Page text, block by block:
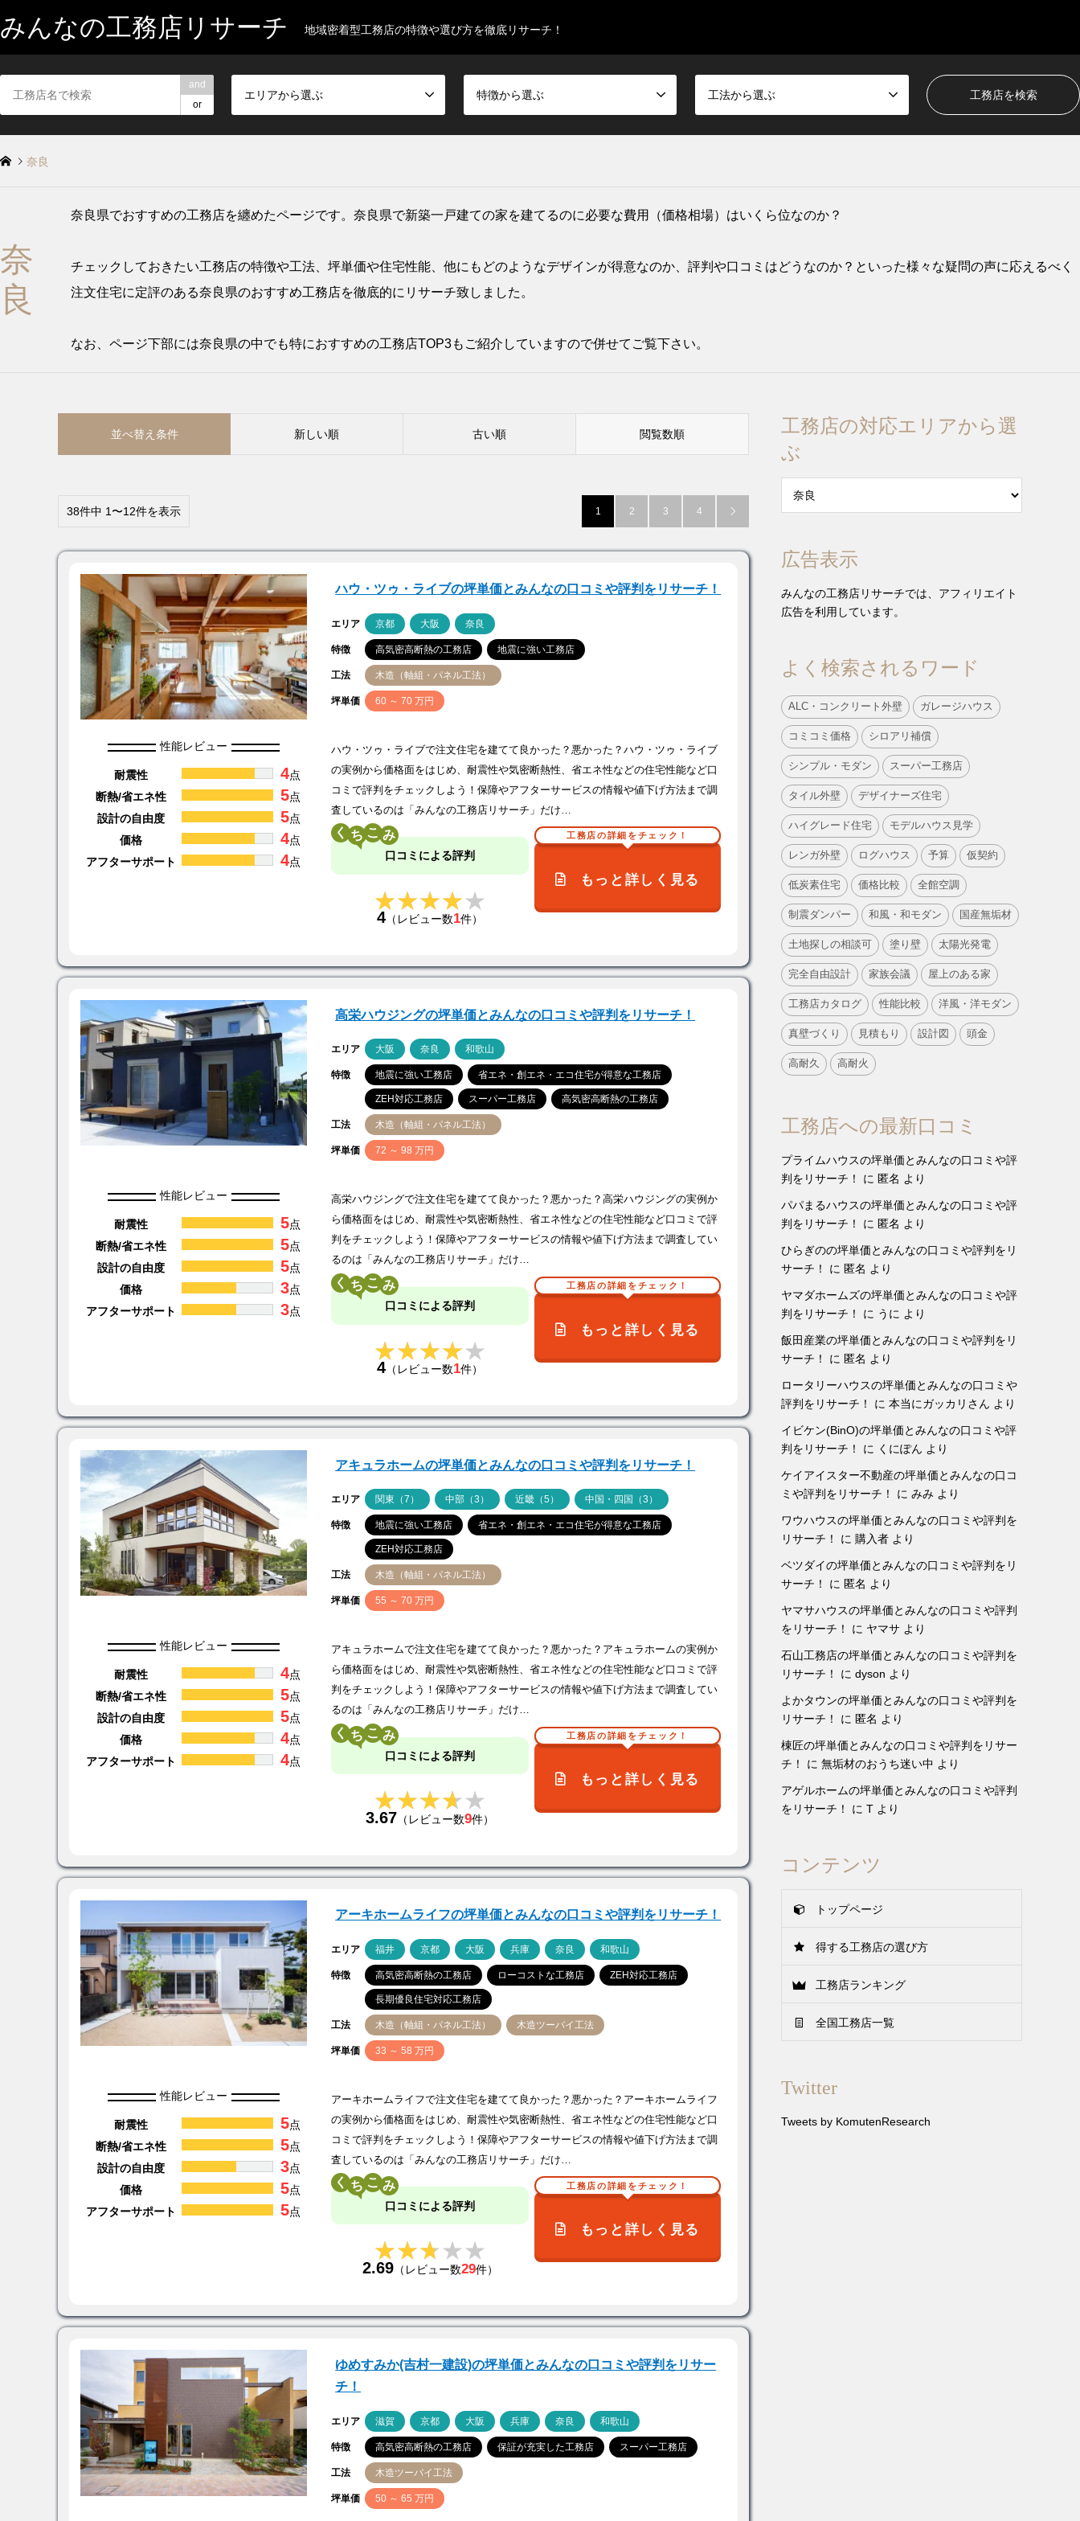
みんなの工務店リサーチ 地域密着型工務店の特徴や選び方を徹底リサーチ！
and
or
エリアから選ぶ 特徴から選ぶ 工法から選ぶ
奈良
奈
良
奈良県でおすすめの工務店を纏めたページです。奈良県で新築一戸建ての家を建てるのに必要な費用（価格相場）はいくら位なのか？
チェックしておきたい工務店の特徴や工法、坪単価や住宅性能、他にもどのようなデザインが得意なのか、評判や口コミはどうなのか？といった様々な疑問の声に応えるべく
注文住宅に定評のある奈良県のおすすめ工務店を徹底的にリサーチ致しました。
なお、ページ下部には奈良県の中でも特におすすめの工務店TOP3もご紹介していますので併せてご覧下さい。
並べ替え条件 新しい順 古い順 閲覧数順
38件中 1〜12件を表示 1 2 3 4 
ハウ・ツゥ・ライブの坪単価とみんなの口コミや評判をリサーチ！
エリア 京都 大阪 奈良
特徴 高気密高断熱の工務店 地震に強い工務店
工法 木造（軸組・パネル工法）
坪単価 60 ～ 70 万円
性能レビュー
耐震性 4点
断熱/省エネ性
5点
設計の自由度
5点
価格
4点
アフターサポート
4点
ハウ・ツゥ・ライブで注文住宅を建てて良かった？悪かった？ハウ・ツゥ・ライブ
の実例から価格面をはじめ、耐震性や気密断熱性、省エネ性などの住宅性能など口
コミで評判をチェックしよう！保障やアフターサービスの情報や値下げ方法まで調
査しているのは「みんなの工務店リサーチ」だけ…
く こ
口コミによる評判
★★★★★
★★★★★
4 （レビュー数1件）
工務店の詳細をチェック！
もっと詳しく見る
高栄ハウジングの坪単価とみんなの口コミや評判をリサーチ！
エリア 大阪 奈良 和歌山
特徴 地震に強い工務店 省エネ・創エネ・エコ住宅が得意な工務店
ZEH対応工務店 スーパー工務店 高気密高断熱の工務店
工法 木造（軸組・パネル工法）
坪単価 72 ～ 98 万円
性能レビュー
耐震性 5点
断熱/省エネ性
5点
設計の自由度
5点
価格
3点
アフターサポート
3点
高栄ハウジングで注文住宅を建てて良かった？悪かった？高栄ハウジングの実例か
ら価格面をはじめ、耐震性や気密断熱性、省エネ性などの住宅性能など口コミで評
判をチェックしよう！保障やアフターサービスの情報や値下げ方法まで調査してい
るのは「みんなの工務店リサーチ」だけ…
く こ
口コミによる評判
★★★★★
★★★★★
4 （レビュー数1件）
工務店の詳細をチェック！
もっと詳しく見る
アキュラホームの坪単価とみんなの口コミや評判をリサーチ！
エリア 関東（7） 中部（3） 近畿（5） 中国・四国（3）
特徴 地震に強い工務店 省エネ・創エネ・エコ住宅が得意な工務店
ZEH対応工務店
工法 木造（軸組・パネル工法）
坪単価 55 ～ 70 万円
性能レビュー
耐震性 4点
断熱/省エネ性
5点
設計の自由度
5点
価格
4点
アフターサポート
4点
アキュラホームで注文住宅を建てて良かった？悪かった？アキュラホームの実例か
ら価格面をはじめ、耐震性や気密断熱性、省エネ性などの住宅性能など口コミで評
判をチェックしよう！保障やアフターサービスの情報や値下げ方法まで調査してい
るのは「みんなの工務店リサーチ」だけ…
く こ
口コミによる評判
★★★★★
★★★★★
3.67 （レビュー数9件）
工務店の詳細をチェック！
もっと詳しく見る
アーキホームライフの坪単価とみんなの口コミや評判をリサーチ！
エリア 福井 京都 大阪 兵庫 奈良 和歌山
特徴 高気密高断熱の工務店 ローコストな工務店 ZEH対応工務店
長期優良住宅対応工務店
工法 木造（軸組・パネル工法） 木造ツーバイ工法
坪単価 33 ～ 58 万円
性能レビュー
耐震性 5点
断熱/省エネ性
5点
設計の自由度
3点
価格
5点
アフターサポート
5点
アーキホームライフで注文住宅を建てて良かった？悪かった？アーキホームライフ
の実例から価格面をはじめ、耐震性や気密断熱性、省エネ性などの住宅性能など口
コミで評判をチェックしよう！保障やアフターサービスの情報や値下げ方法まで調
査しているのは「みんなの工務店リサーチ」だけ…
く こ
口コミによる評判
★★★★★
★★★★★
2.69（レビュー数29件）
工務店の詳細をチェック！
もっと詳しく見る
ゆめすみか(吉村一建設)の坪単価とみんなの口コミや評判をリサー
チ！
エリア 滋賀 京都 大阪 兵庫 奈良 和歌山
特徴 高気密高断熱の工務店 保証が充実した工務店 スーパー工務店
工法 木造ツーバイ工法
坪単価 50 ～ 65 万円
工務店の対応エリアから選
ぶ
広告表示
みんなの工務店リサーチでは、アフィリエイト
広告を利用しています。
よく検索されるワード
ALC・コンクリート外壁 ガレージハウス
コミコミ価格 シロアリ補償
シンプル・モダン スーパー工務店
タイル外壁 デザイナーズ住宅
ハイグレード住宅 モデルハウス見学
レンガ外壁 ログハウス 予算 仮契約
低炭素住宅 価格比較 全館空調
制震ダンパー 和風・和モダン 国産無垢材
土地探しの相談可 塗り壁 太陽光発電
完全自由設計 家族会議 屋上のある家
工務店カタログ 性能比較 洋風・洋モダン
真壁づくり 見積もり 設計図 頭金
高耐久 高耐火
工務店への最新口コミ
プライムハウスの坪単価とみんなの口コミや評
判をリサーチ！
に 匿名 より
パパまるハウスの坪単価とみんなの口コミや評
判をリサーチ！
に 匿名 より
ひらぎのの坪単価とみんなの口コミや評判をリ
サーチ！
に 匿名 より
ヤマダホームズの坪単価とみんなの口コミや評
判をリサーチ！
に うに より
飯田産業の坪単価とみんなの口コミや評判をリ
サーチ！
に 匿名 より
ロータリーハウスの坪単価とみんなの口コミや
評判をリサーチ！
に 本当にガッカリさん より
イビケン(BinO)の坪単価とみんなの口コミや評
判をリサーチ！
に くにぽん より
ケイアイスター不動産の坪単価とみんなの口コ
ミや評判をリサーチ！
に みみ より
ワウハウスの坪単価とみんなの口コミや評判を
リサーチ！
に 購入者 より
ベツダイの坪単価とみんなの口コミや評判をリ
サーチ！
に 匿名 より
ヤマサハウスの坪単価とみんなの口コミや評判
をリサーチ！
に ヤマサ より
石山工務店の坪単価とみんなの口コミや評判を
リサーチ！
に dyson より
よかタウンの坪単価とみんなの口コミや評判を
リサーチ！
に 匿名 より
棟匠の坪単価とみんなの口コミや評判をリサー
チ！
に 無垢材のおうち迷い中 より
アゲルホームの坪単価とみんなの口コミや評判
をリサーチ！
に T より
コンテンツ
トップページ
得する工務店の選び方
工務店ランキング
全国工務店一覧
Twitter
Tweets by KomutenResearch